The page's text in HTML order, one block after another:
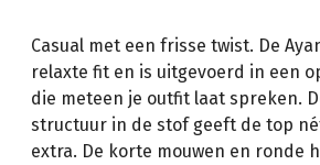
Casual met een frisse twist. De
relaxte fit en is uitgevoerd in een
die meteen je outfit laat spreken.
structuur in de stof geeft de top
extra. De korte mouwen en ronde